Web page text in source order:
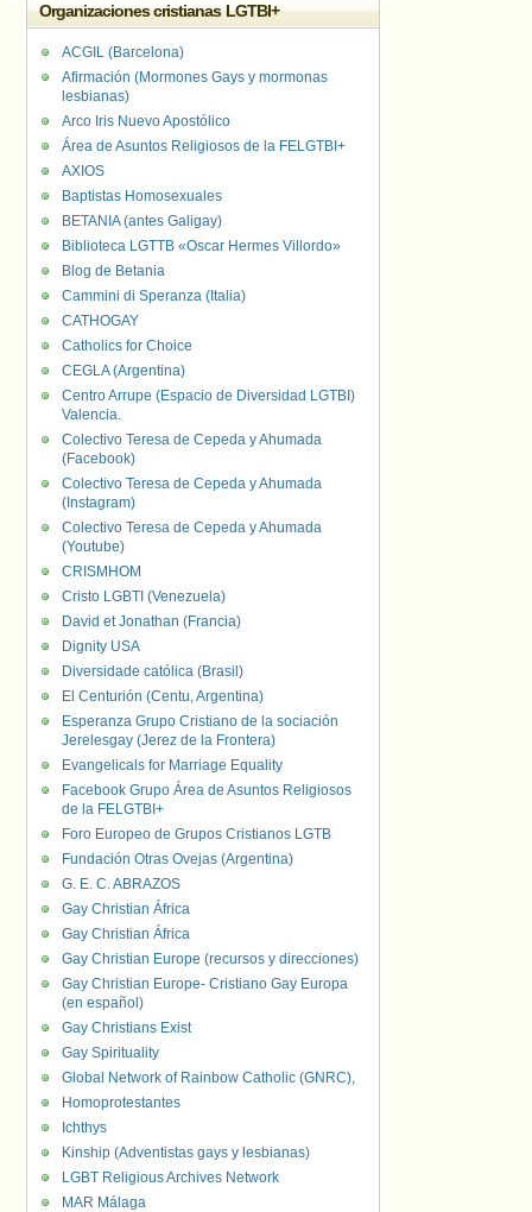
Organizaciones cristianas LGTBI+
ACGIL (Barcelona)
Afirmación (Mormones Gays y mormonas
lesbianas)
Arco Iris Nuevo Apostólico
Área de Asuntos Religiosos de la FELGTBI+
AXIOS
Baptistas Homosexuales
BETANIA (antes Galigay)
Biblioteca LGTTB «Oscar Hermes Villordo»
Blog de Betania
Cammini di Speranza (Italia)
CATHOGAY
Catholics for Choice
CEGLA (Argentina)
Centro Arrupe (Espacio de Diversidad LGTBI)
Valencia.
Colectivo Teresa de Cepeda y Ahumada
(Facebook)
Colectivo Teresa de Cepeda y Ahumada
(Instagram)
Colectivo Teresa de Cepeda y Ahumada
(Youtube)
CRISMHOM
Cristo LGBTI (Venezuela)
David et Jonathan (Francia)
Dignity USA
Diversidade católica (Brasil)
El Centurión (Centu, Argentina)
Esperanza Grupo Cristiano de la sociación
Jerelesgay (Jerez de la Frontera)
Evangelicals for Marriage Equality
Facebook Grupo Área de Asuntos Religiosos
de la FELGTBI+
Foro Europeo de Grupos Cristianos LGTB
Fundación Otras Ovejas (Argentina)
G. E. C. ABRAZOS
Gay Christian África
Gay Christian África
Gay Christian Europe (recursos y direcciones)
Gay Christian Europe- Cristiano Gay Europa
(en español)
Gay Christians Exist
Gay Spirituality
Global Network of Rainbow Catholic (GNRC),
Homoprotestantes
Ichthys
Kinship (Adventistas gays y lesbianas)
LGBT Religious Archives Network
MAR Málaga